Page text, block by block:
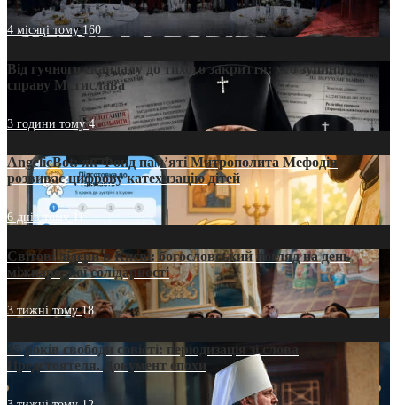
4 місяці тому160
Від гучного скандалу до тихого закриття: хто зупинив
справу Мстислава
3 години тому4
AngelicBot: як Фонд пам’яті Митрополита Мефодія
розвиває цифрову катехизацію дітей
6 днів тому11
Світові лідери в Києві: богословський погляд на день
міжнародної солідарності
3 тижні тому18
35 років свободи совісті: періодизація зі слова
Предстоятеля. Документ епохи